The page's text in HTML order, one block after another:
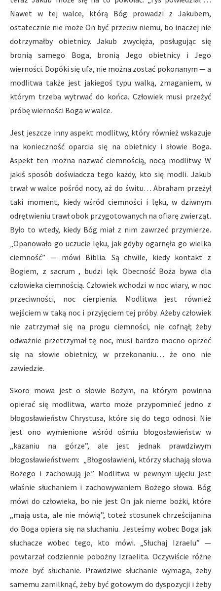
Nawet w tej walce, którą Bóg prowadzi z Jakubem,
ostatecznie nie może On być przeciw niemu, bo inaczej nie
dotrzymałby obietnicy. Jakub zwycięża, posługując się
bronią samego Boga, bronią Jego obietnicy i Jego
wierności. Dopóki się ufa, nie można zostać pokonanym — a
modlitwa także jest jakiegoś typu walką, zmaganiem, w
którym trzeba wytrwać do końca. Człowiek musi przeżyć
próbę wierności Boga w walce.
Jest jeszcze inny aspekt modlitwy, który również wskazuje
na konieczność oparcia się na obietnicy i słowie Boga.
Aspekt ten można nazwać ciemnością, nocą modlitwy. W
jakiś sposób doświadcza tego każdy, kto się modli. Jakub
trwał w walce pośród nocy, aż do świtu… Abraham przeżył
taki moment, kiedy wśród ciemności i lęku, w dziwnym
odrętwieniu trawł obok przygotowanych na ofiarę zwierząt.
Było to wtedy, kiedy Bóg miał z nim zawrzeć przymierze.
„Opanowało go uczucie lęku, jak gdyby ogarnęła go wielka
ciemność” — mówi Biblia. Są chwile, kiedy kontakt z
Bogiem, z sacrum , budzi lęk. Obecność Boża bywa dla
człowieka ciemnością. Człowiek wchodzi w noc wiary, w noc
przeciwności, noc cierpienia. Modlitwa jest również
wejściem w taką noc i przyjęciem tej próby. Ażeby człowiek
nie zatrzymał się na progu ciemności, nie cofnął; żeby
odważnie przetrzymał tę noc, musi bardzo mocno oprzeć
się na słowie obietnicy, w przekonaniu… że ono nie
zawiedzie.
Skoro mowa jest o słowie Bożym, na którym powinna
opierać się modlitwa, warto może przypomnieć jedno z
błogosławieństw Chrystusa, które się do tego odnosi. Nie
jest ono wymienione wśród ośmiu błogosławieństw w
„kazaniu na górze”, ale jest jednak prawdziwym
błogosławieństwem: „Błogosławieni, którzy słuchają słowa
Bożego i zachowują je.” Modlitwa w pewnym ujęciu jest
właśnie słuchaniem i zachowywaniem Bożego słowa. Bóg
mówi do człowieka, bo nie jest On jak nieme bożki, które
„mają usta, ale nie mówią”, toteż stosunek chrześcijanina
do Boga opiera się na słuchaniu. Jesteśmy wobec Boga jak
słuchacze wobec tego, kto mówi. „Słuchaj Izraelu” —
powtarzał codziennie pobożny Izraelita. Oczywiście różne
może być słuchanie. Prawdziwe słuchanie wymaga, żeby
samemu zamilknąć, żeby być gotowym do dyspozycji i żeby